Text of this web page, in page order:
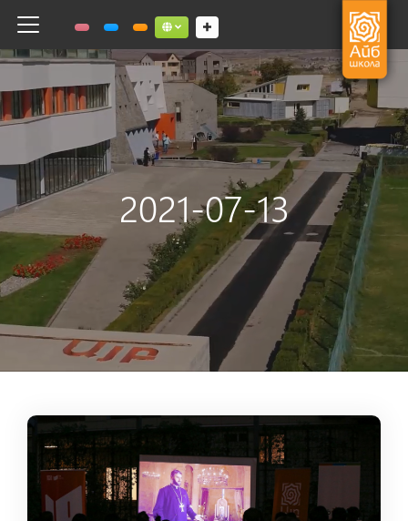
Toggle navigation Social links dropdown button
2021-07-13